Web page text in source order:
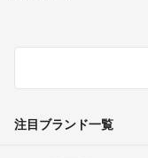
注目ブランド一覧